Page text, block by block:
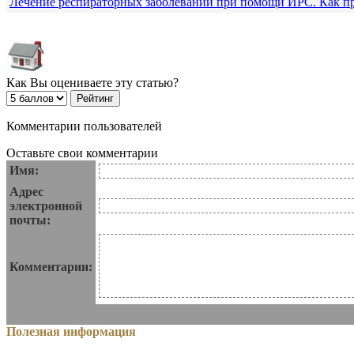
Как Вы оцениваете эту статью?
Комментарии пользователей
Оставьте свои комментарии
Имя:
Адрес
электронной
почты:
Комментарии:
Полезная информация